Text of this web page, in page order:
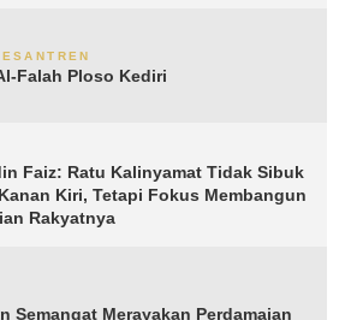
Falah Ploso Kediri
Faiz: Ratu Kalinyamat Tidak Sibuk
Kiri, Tetapi Fokus Membangun
Rakyatnya
Semangat Merayakan Perdamaian